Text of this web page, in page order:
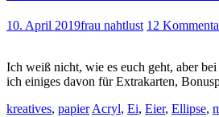
10. April 2019frau nahtlust 12
Ich weiß nicht, wie es euch geht, aber
ich einiges davon für Extrakarten,
kreatives, papier Acryl, Ei, Eier, Ellipse,